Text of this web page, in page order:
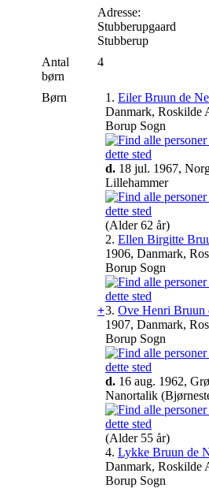
Adresse:
Stubberupgaard
Stubberup
Antal
børn
4
Børn 1. Eiler Bruun de
Danmark, Roskilde
Borup Sogn
d. 18 jul. 1967,
Lillehammer
(Alder 62 år)
2. Ellen Birgitte
1906, Danmark,
Borup Sogn
+3. Ove Henri Bruun
1907, Danmark,
Borup Sogn
d. 16 aug. 1962,
Nanortalik
(Alder 55 år)
4. Lykke Bruun de
Danmark, Roskilde
Borup Sogn